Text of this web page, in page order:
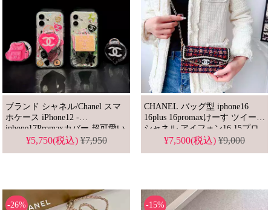
ブランド シャネル/Chanel スマ
ホケース iPhone12 -
iphone17Promaxカバー 超可愛い
機能支え¥5,750(税込)¥7,950
CHANEL バッグ型 iphone16
16plus 16promaxけーす ツイード
シャネル アイフォン16 15プロ
マックス 14pro 13 12携帯ケース
¥7,500(税込)¥9,000
-26% -15%